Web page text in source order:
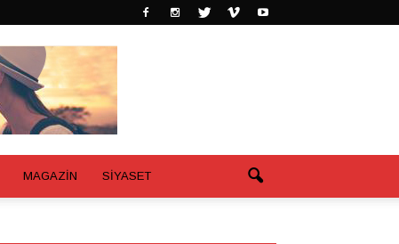
MAGAZİN SİYASET